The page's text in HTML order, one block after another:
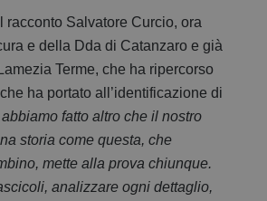
racconto Salvatore Curcio, ora
e della Dda di Catanzaro e già
Terme, che ha ripercorso
ha portato all’identificazione di
abbiamo fatto altro che il nostro
storia come questa, che
mette alla prova chiunque.
analizzare ogni dettaglio,